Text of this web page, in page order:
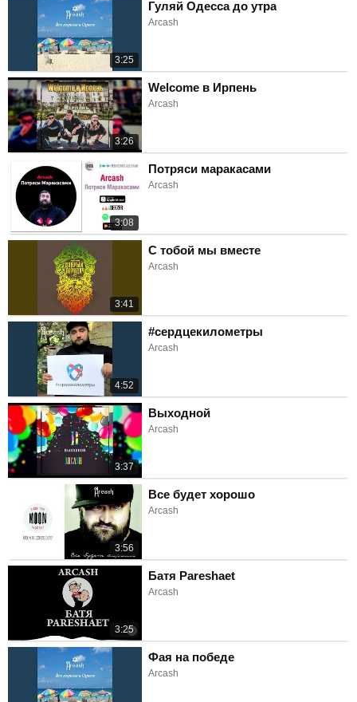
3:25
Гуляй Одесса до утра
Arcash
3:26
Welcome в Ирпень
Arcash
3:08
Потряси маракасами
Arcash
3:41
С тобой мы вместе
Arcash
4:52
#сердцекилометры
Arcash
3:37
Выходной
Arcash
3:56
Все будет хорошо
Arcash
3:25
Батя Pareshaet
Arcash
Фая на победе
Arcash